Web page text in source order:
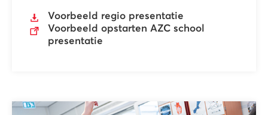
Voorbeeld regio presentatie
Voorbeeld opstarten AZC school
presentatie